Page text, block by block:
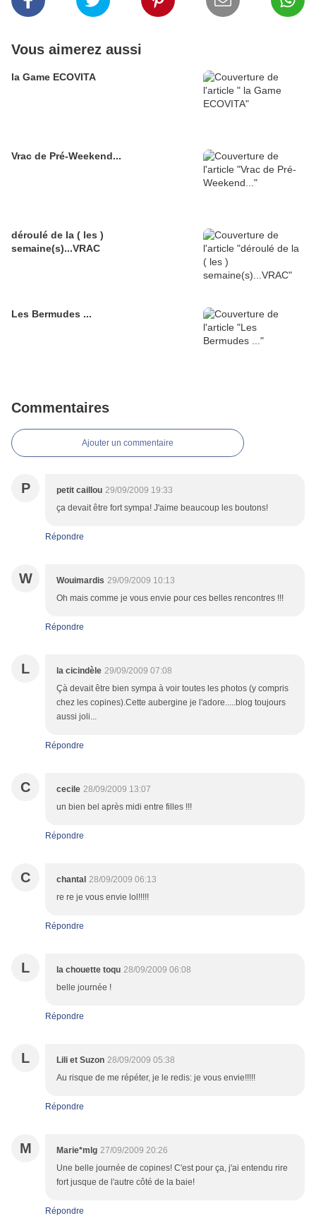
Vous aimerez aussi
la Game ECOVITA
Vrac de Pré-Weekend...
déroulé de la ( les )
semaine(s)...VRAC
Les Bermudes ...
Commentaires
Ajouter un commentaire
P petit caillou 29/09/2009 19:33
ça devait être fort sympa! J'aime beaucoup les boutons!
Répondre
W Wouimardis 29/09/2009 10:13
Oh mais comme je vous envie pour ces belles rencontres !!!
Répondre
L la cicindèle 29/09/2009 07:08
Çà devait être bien sympa à voir toutes les photos (y compris
chez les copines).Cette aubergine je l'adore.....blog toujours
aussi joli...
Répondre
C cecile 28/09/2009 13:07
un bien bel après midi entre filles !!!
Répondre
C chantal 28/09/2009 06:13
re re je vous envie lol!!!!!
Répondre
L la chouette toqu 28/09/2009 06:08
belle journée !
Répondre
L Lili et Suzon 28/09/2009 05:38
Au risque de me répéter, je le redis: je vous envie!!!!!
Répondre
M Marie*mlg 27/09/2009 20:26
Une belle journée de copines! C'est pour ça, j'ai entendu rire
fort jusque de l'autre côté de la baie!
Répondre